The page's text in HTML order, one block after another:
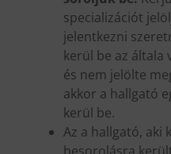
specializációt
jelentkezni
kerül be az általa
és nem jelölte
akkor a hallgató
kerül be.
Az a hallgató, aki